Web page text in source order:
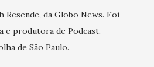
da Globo News. Foi
produtora de Podcast.
de São Paulo.